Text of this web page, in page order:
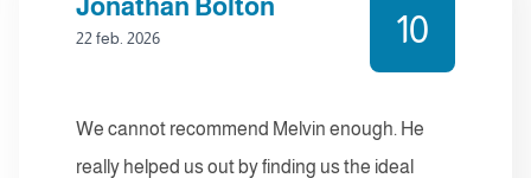
Jonathan Bolton
22 feb. 2026 10
We cannot recommend Melvin enough. He
really helped us out by finding us the ideal